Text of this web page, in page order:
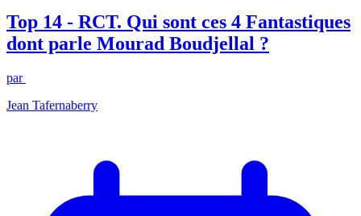
Top 14 - RCT. Qui sont ces 4 Fantastiques
dont parle Mourad Boudjellal ?
par
Jean Tafernaberry